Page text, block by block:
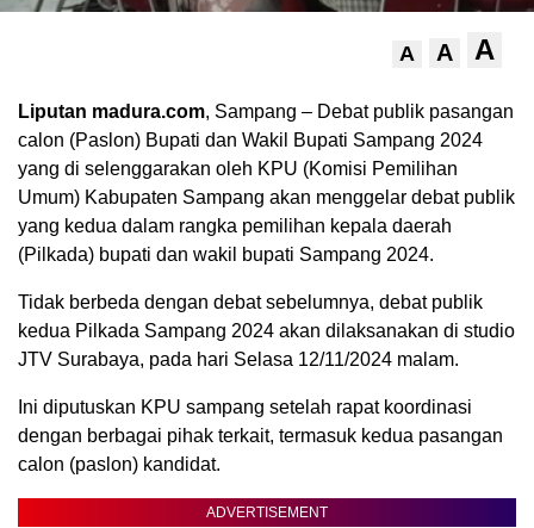
A A A
Liputan madura.com, Sampang – Debat publik pasangan
calon (Paslon) Bupati dan Wakil Bupati Sampang 2024
yang di selenggarakan oleh KPU (Komisi Pemilihan
Umum) Kabupaten Sampang akan menggelar debat publik
yang kedua dalam rangka pemilihan kepala daerah
(Pilkada) bupati dan wakil bupati Sampang 2024.
Tidak berbeda dengan debat sebelumnya, debat publik
kedua Pilkada Sampang 2024 akan dilaksanakan di studio
JTV Surabaya, pada hari Selasa 12/11/2024 malam.
Ini diputuskan KPU sampang setelah rapat koordinasi
dengan berbagai pihak terkait, termasuk kedua pasangan
calon (paslon) kandidat.
ADVERTISEMENT